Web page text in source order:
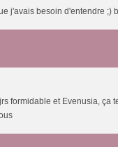
j'avais besoin d'entendre ;)
formidable et Evenusia, ça